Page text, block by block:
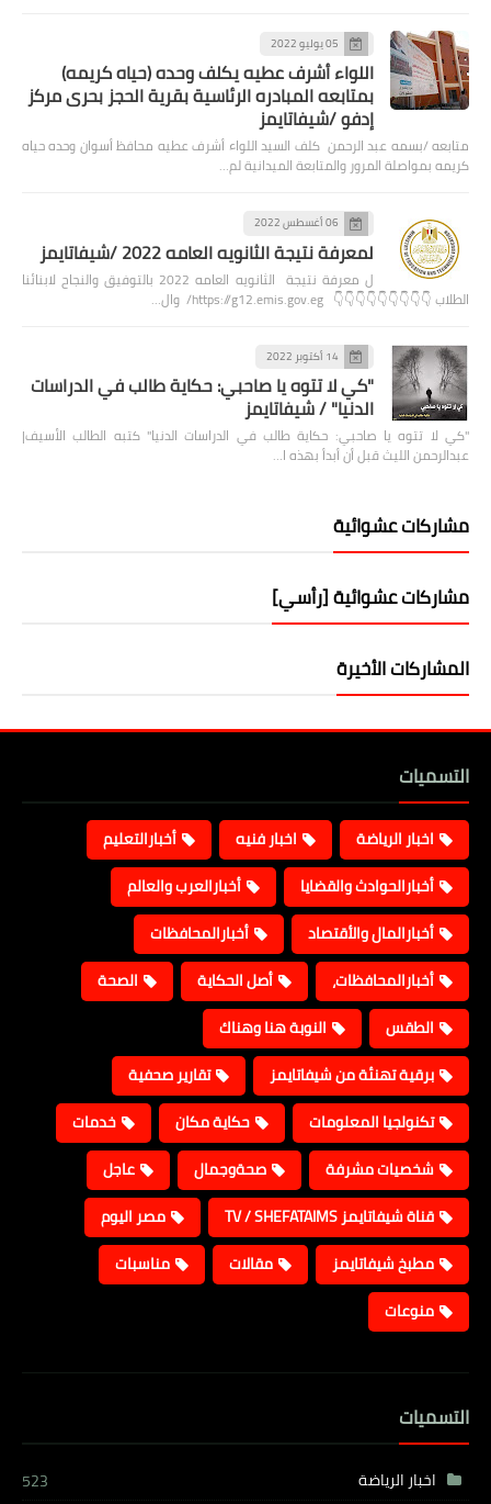
05 يوليو 2022
اللواء أشرف عطيه يكلف وحده (حياه كريمه)
بمتابعه المبادره الرئاسية بقرية الحجز بحرى مركز
إدفو /شيفاتايمز
متابعه /بسمه عبد الرحمن كلف السيد اللواء أشرف عطيه محافظ أسوان وحده حياه
كريمه بمواصلة المرور والمتابعة الميدانية لم…
06 أغسطس 2022
لمعرفة نتيجة الثانويه العامه 2022 /شيفاتايمز
ل معرفة نتيجة الثانويه العامه 2022 بالتوفيق والنجاح لابنائنا
الطلاب 👇👇👇👇👇👇👇👇👇 https://g12.emis.gov.eg/ وال…
14 أكتوبر 2022
"كي لا تتوه يا صاحبي: حكاية طالب في الدراسات
الدنيا" / شيفاتايمز
"كي لا تتوه يا صاحبي: حكاية طالب في الدراسات الدنيا" كتبه الطالب الأسيف|
عبدالرحمن الليث قبل أن أبدأ بهذه ا…
مشاركات عشوائية
مشاركات عشوائية [رأسي]
المشاركات الأخيرة
التسميات
اخبار الرياضة اخبار فنيه
أخبارالتعليم
أخبارالحوادث والقضايا
أخبارالعرب والعالم
أخبارالمال والأقتصاد
أخبارالمحافظات
أخبارالمحافظات،
أصل الحكاية
الصحة
الطقس
النوبة هنا وهناك
برقية تهنئة من شيفاتايمز
تقارير صحفية
تكنولجيا المعلومات
حكاية مكان
خدمات
شخصيات مشرفة
صحةوجمال
عاجل
قناة شيفاتايمز TV / SHEFATAIMS
مصر اليوم
مطبخ شيفاتايمز
مقالات
مناسبات
منوعات
التسميات
اخبار الرياضة
523